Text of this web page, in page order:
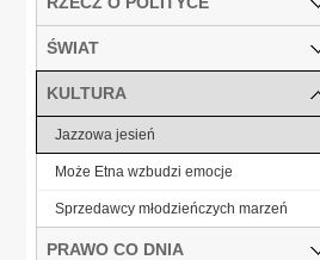
ŚWIAT
KULTURA
Jazzowa jesień
Może Etna wzbudzi emocje
Sprzedawcy młodzieńczych marzeń
PRAWO CO DNIA